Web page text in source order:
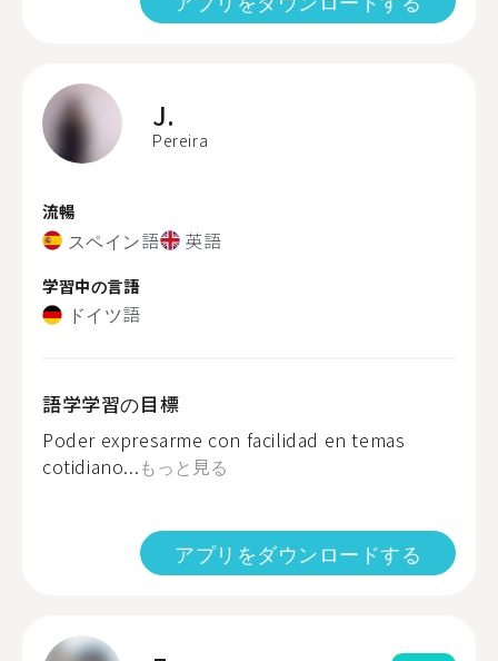
J.
Pereira
流暢
スペイン語 英語
学習中の言語
ドイツ語
語学学習の目標
Poder expresarme con facilidad en temas
cotidiano...もっと見る
アプリをダウンロードする